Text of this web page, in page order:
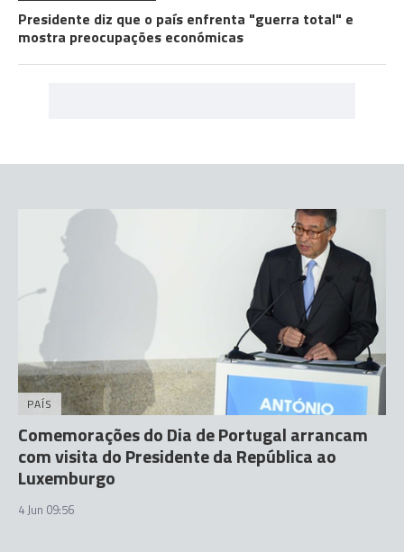
Presidente diz que o país enfrenta "guerra total" e
mostra preocupações económicas
PAÍS
Comemorações do Dia de Portugal arrancam
com visita do Presidente da República ao
Luxemburgo
4 Jun 09:56